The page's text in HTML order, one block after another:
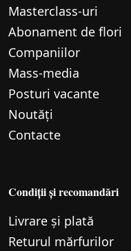
Маsterclass-uri
Abonament de flori
Companiilor
Mass-media
Posturi vacante
Noutăți
Contacte
Condiții și recomandări
Livrare și plată
Returul mărfurilor